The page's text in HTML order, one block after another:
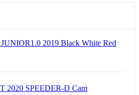
2019 Black White Red
2020 SPEEDER-D Cam